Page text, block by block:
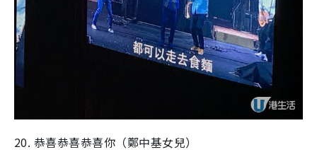
20. 恭喜恭喜恭喜你（鄭中基女兒）